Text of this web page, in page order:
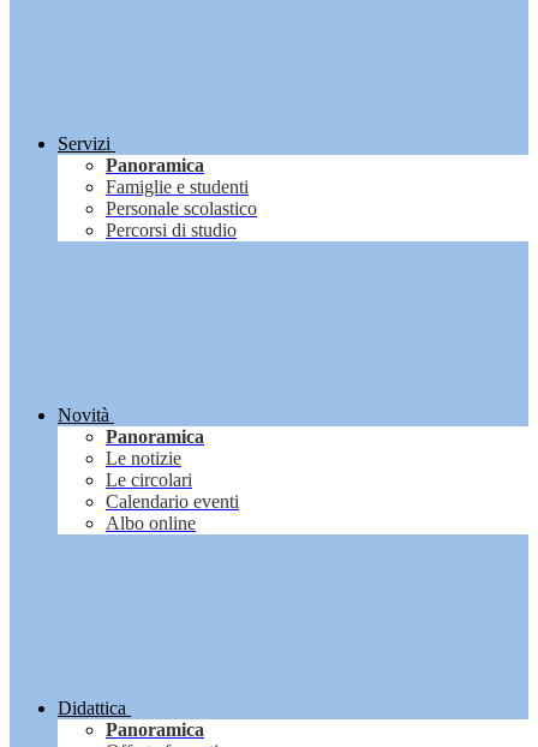
Servizi
Panoramica
Famiglie e studenti
Personale scolastico
Percorsi di studio
Novità
Panoramica
Le notizie
Le circolari
Calendario eventi
Albo online
Didattica
Panoramica